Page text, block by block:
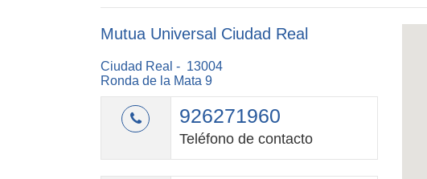
Mutua Universal Ciudad Real
Ciudad Real - 13004
Ronda de la Mata 9
926271960
Teléfono de contacto